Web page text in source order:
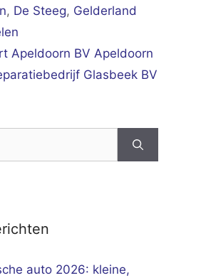
, De Steeg, Gelderland
Apeldoorn BV Apeldoorn
Glasbeek BV
auto 2026: kleine,